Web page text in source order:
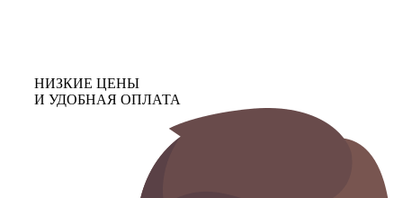
НИЗКИЕ ЦЕНЫ
И УДОБНАЯ ОПЛАТА